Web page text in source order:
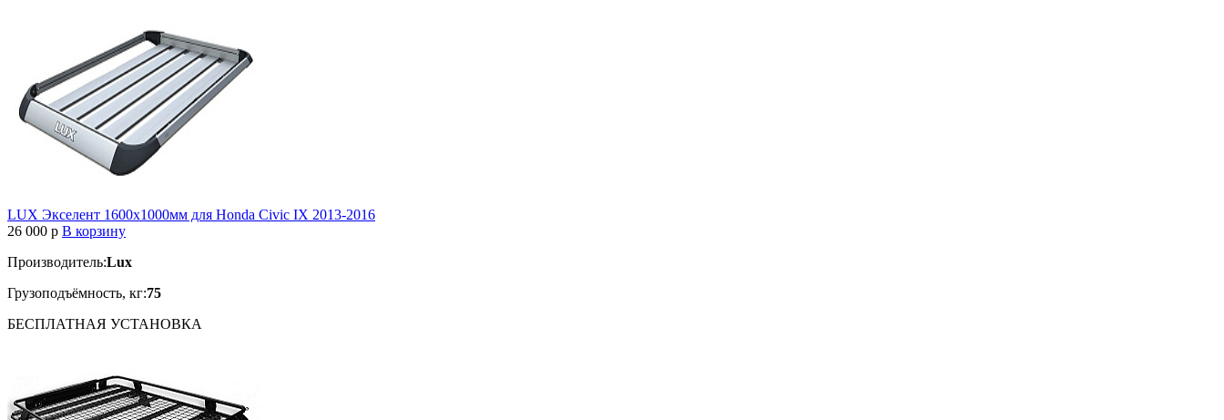
LUX Экселент 1600х1000мм для Honda Civic IX 2013-2016
26 000 p В корзину
Производитель:Lux
Грузоподъёмность, кг:75
БЕСПЛАТНАЯ УСТАНОВКА